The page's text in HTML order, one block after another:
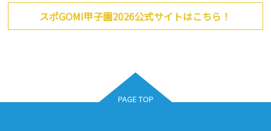
スポGOMI甲子園2026公式サイトはこちら！
PAGE TOP